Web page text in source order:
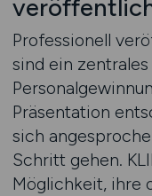
Professionell
sind ein
Präsentation
sich
Schritt gehen.
Möglichkeit, ihre